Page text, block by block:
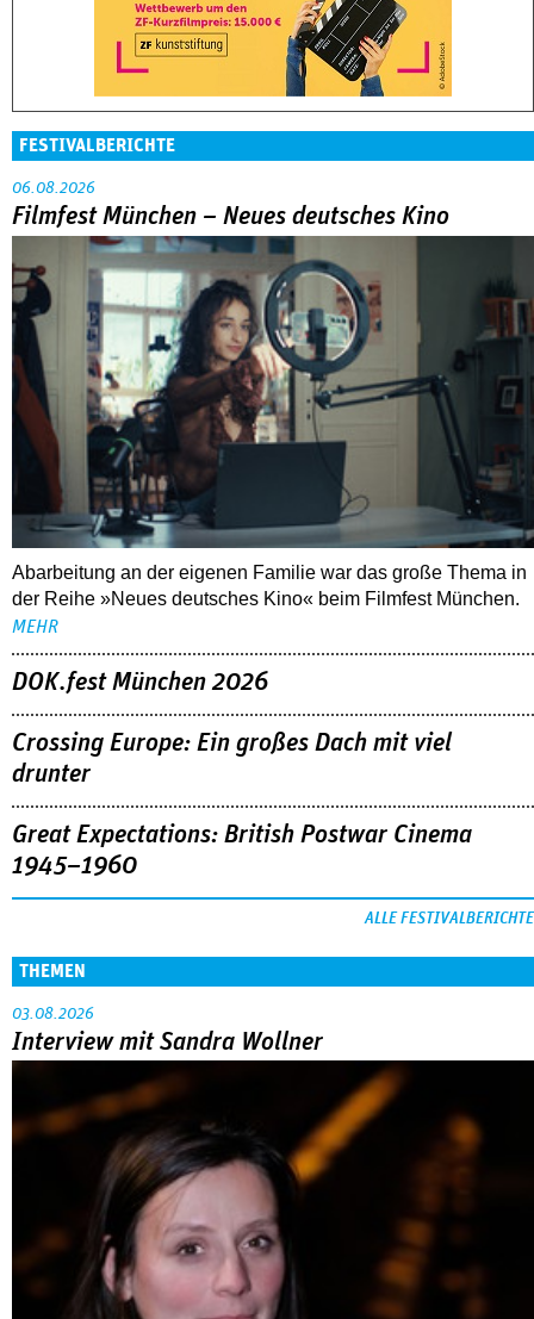
Filmfest München – Neues deutsches Kino
Abarbeitung an der eigenen Familie war das große Thema in
der Reihe »Neues deutsches Kino« beim Filmfest München.
MEHR
DOK.fest München 2026
Crossing Europe: Ein großes Dach mit viel
drunter
Great Expectations: British Postwar Cinema
1945–1960
ALLE FESTIVALBERICHTE
03.08.2026
Interview mit Sandra Wollner
Sandra Wollners »Everytime« war einer der großen Erfolge
von Cannes: eine eigenwillige, lyrische Reflexion über eine ­
Familie, die aus der Bahn geworfen wird … Die Regisseurin